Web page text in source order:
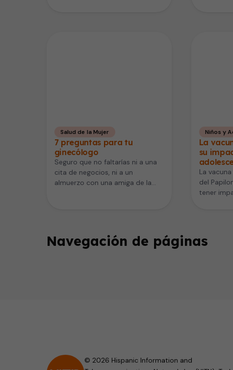
Salud de la Mujer
7 preguntas para tu
ginecólogo
Seguro que no faltarías ni a una
cita de negocios, ni a un
almuerzo con una amiga de la
Niños y
La
su
La
del
tener
Navegación de páginas
© 2026 Hispanic Information and